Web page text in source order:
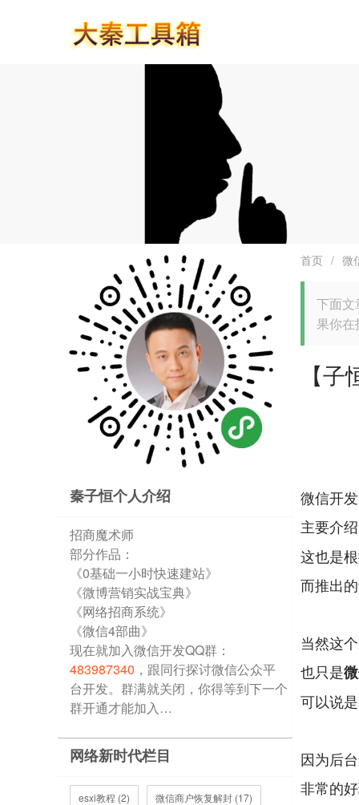
秦子恒个人介绍
招商魔术师
部分作品：
《0基础一小时快速建站》
《微博营销实战宝典》
《网络招商系统》
《微信4部曲》
现在就加入微信开发QQ群：
483987340 ，跟同行探讨微信公众平
台开发。群满就关闭，你得等到下一个
群开通才能加入…
网络新时代栏目
esxi教程 (2) 微信商户恢复解封 (17)
首页 / 微
下面文
果你在
【
微信开
主要介
这也是
而推出
当然这
也只是
可以说
因为后
非常的